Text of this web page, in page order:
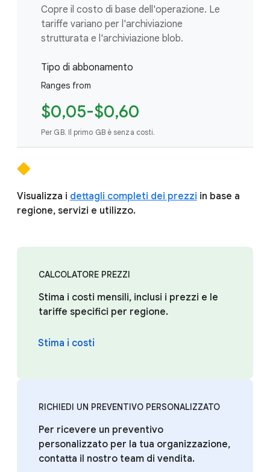
Copre il costo di base dell'operazione. Le
tariffe variano per l'archiviazione
strutturata e l'archiviazione blob.
Tipo di abbonamento
Ranges from
$0,05-$0,60
Per GB. Il primo GB è senza costi.
Visualizza i dettagli completi dei prezzi in base a
regione, servizi e utilizzo.
CALCOLATORE PREZZI
Stima i costi mensili, inclusi i prezzi e le
tariffe specifici per regione.
Stima i costi
RICHIEDI UN PREVENTIVO PERSONALIZZATO
Per ricevere un preventivo
personalizzato per la tua organizzazione,
contatta il nostro team di vendita.